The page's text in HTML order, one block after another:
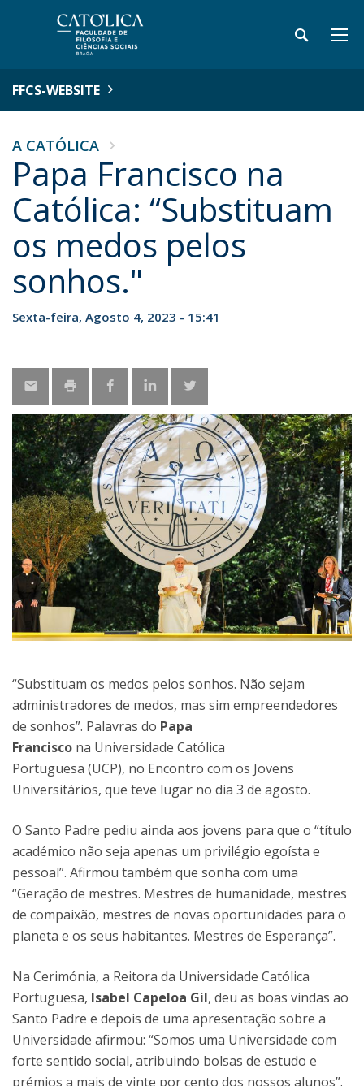
FFCS-WEBSITE
A CATÓLICA
Papa Francisco na
Católica: “Substituam
os medos pelos
sonhos."
Sexta-feira, Agosto 4, 2023 - 15:41
“Substituam os medos pelos sonhos. Não sejam
administradores de medos, mas sim empreendedores
de sonhos”. Palavras do Papa
Francisco na Universidade Católica
Portuguesa (UCP), no Encontro com os Jovens
Universitários, que teve lugar no dia 3 de agosto.
O Santo Padre pediu ainda aos jovens para que o “título
académico não seja apenas um privilégio egoísta e
pessoal”. Afirmou também que sonha com uma
“Geração de mestres. Mestres de humanidade, mestres
de compaixão, mestres de novas oportunidades para o
planeta e os seus habitantes. Mestres de Esperança”.
Na Cerimónia, a Reitora da Universidade Católica
Portuguesa, Isabel Capeloa Gil, deu as boas vindas ao
Santo Padre e depois de uma apresentação sobre a
Universidade afirmou: “Somos uma Universidade com
forte sentido social, atribuindo bolsas de estudo e
prémios a mais de vinte por cento dos nossos alunos”.